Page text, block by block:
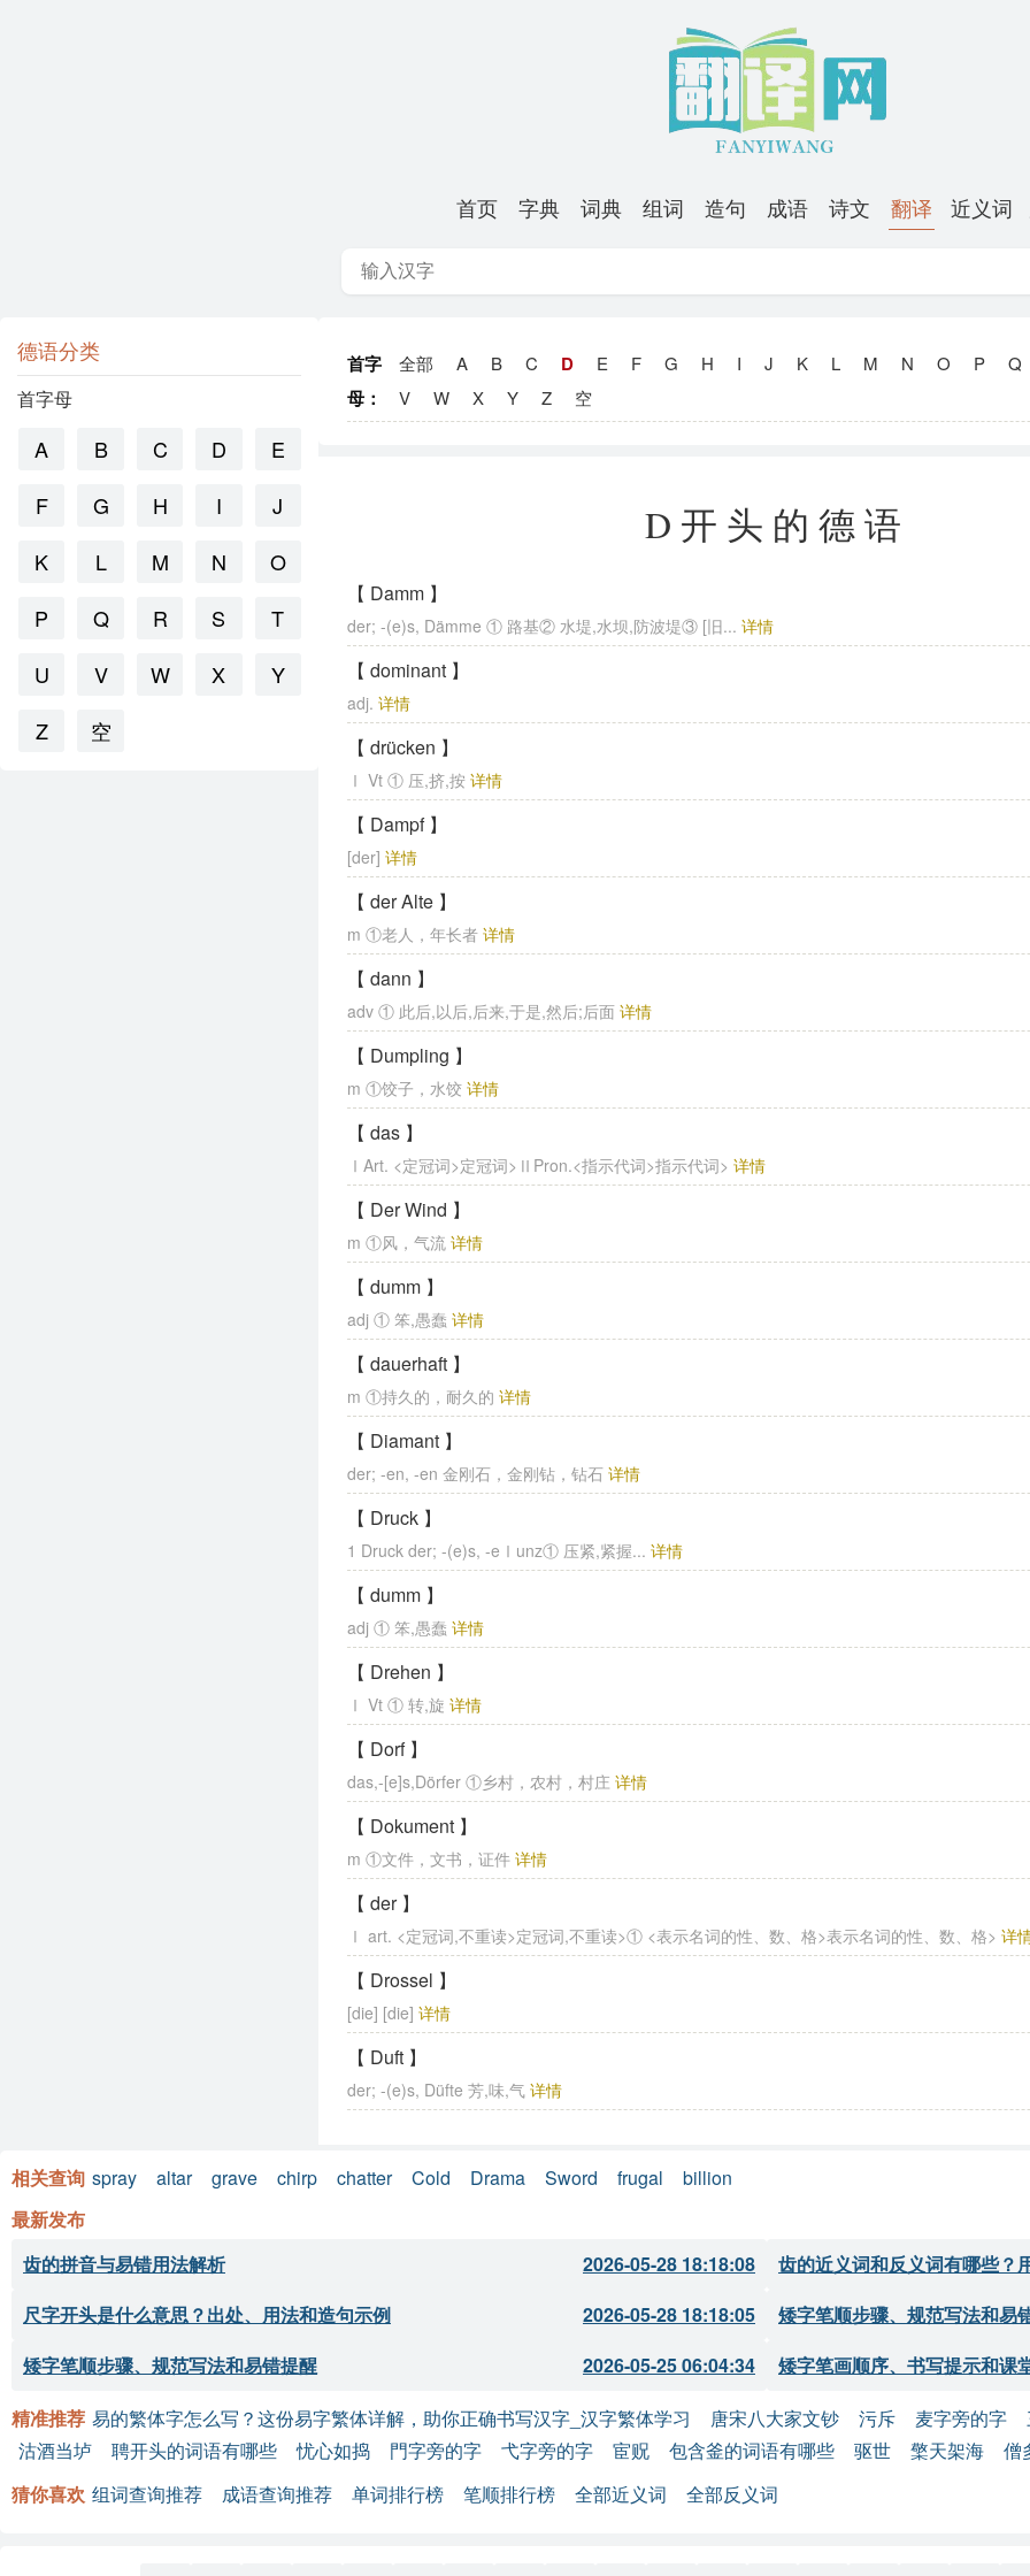
首页 字典 词典 组词 造句 成语 诗文 翻译 近义词
德语分类
首字母
A B C D
E
F
G H I
J
K
L M N
O
P
Q R S
T
U
V W X
Y
Z
空
首字
母：
全部 A B C D E F G H I J K L M N O P
Q
V
W X Y Z 空
D开头的德语
【 Damm 】
der; -(e)s, Dämme ① 路基② 水堤,水坝,防波堤③ [旧...详情
【 dominant 】
adj.详情
【 drücken 】
Ⅰ Vt ① 压,挤,按详情
【 Dampf 】
[der]详情
【 der Alte 】
m ①老人，年长者详情
【 dann 】
adv ① 此后,以后,后来,于是,然后;后面详情
【 Dumpling 】
m ①饺子，水饺详情
【 das 】
ⅠArt. <定冠词>定冠词>ⅡPron.<指示代词>指示代词>详情
【 Der Wind 】
m ①风，气流详情
【 dumm 】
adj ① 笨,愚蠢详情
【 dauerhaft 】
m ①持久的，耐久的详情
【 Diamant 】
der; -en, -en 金刚石，金刚钻，钻石详情
【 Druck 】
1 Druck der; -(e)s, -eⅠunz① 压紧,紧握...详情
【 dumm 】
adj ① 笨,愚蠢详情
【 Drehen 】
Ⅰ Vt ① 转,旋详情
【 Dorf 】
das,-[e]s,Dörfer ①乡村，农村，村庄详情
【 Dokument 】
m ①文件，文书，证件详情
【 der 】
Ⅰ art. <定冠词,不重读>定冠词,不重读>① <表示名词的性、数、格>表示名词的性、数、格>详
【 Drossel 】
[die] [die]详情
【 Duft 】
der; -(e)s, Düfte 芳,味,气详情
相关查询 spray altar grave chirp chatter Cold Drama Sword frugal
billion
最新发布
齿的拼音与易错用法解析
2026-05-28 18:18:08
齿的近义词和反义词有哪些？
尺字开头是什么意思？出处、用法和造句示例
2026-05-28 18:18:05
矮字笔顺步骤、规范写法和易
矮字笔顺步骤、规范写法和易错提醒
2026-05-25 06:04:34
矮字笔画顺序、书写提示和课
精准推荐 易的繁体字怎么写？这份易字繁体详解，助你正确书写汉字_汉字繁体学习 唐宋八大家文钞 污斥 麦字旁的字
沽酒当垆
聘开头的词语有哪些 忧心如捣 門字旁的字 弋字旁的字 宦贶 包含釜的词语有哪些 驱世 檠天架海
僧
猜你喜欢 组词查询推荐 成语查询推荐 单词排行榜 笔顺排行榜 全部近义词 全部反义词